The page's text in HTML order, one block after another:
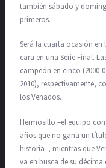
también sábado y
primeros.
Será la cuarta ocasión en
cara en una Serie Final.
campeón en cinco (2000-
2010), respectivamente,
los Venados.
Hermosillo –el equipo
años que no gana un
historia–, mientras que
va en busca de su décima